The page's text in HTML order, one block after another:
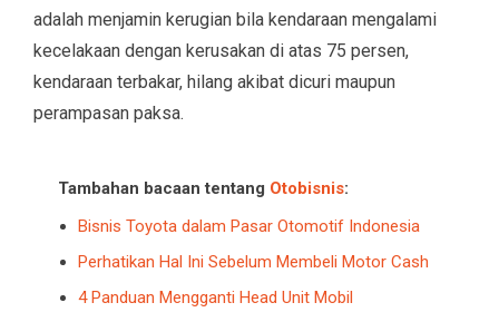
adalah menjamin kerugian bila kendaraan mengalami
kecelakaan dengan kerusakan di atas 75 persen,
kendaraan terbakar, hilang akibat dicuri maupun
perampasan paksa.
Tambahan bacaan tentang Otobisnis:
Bisnis Toyota dalam Pasar Otomotif Indonesia
Perhatikan Hal Ini Sebelum Membeli Motor Cash
4 Panduan Mengganti Head Unit Mobil